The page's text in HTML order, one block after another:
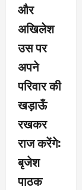
और
अखिलेश
उस पर
अपने
परिवार की
खड़ाऊँ
रखकर
राज करेंगे:
बृजेश
पाठक